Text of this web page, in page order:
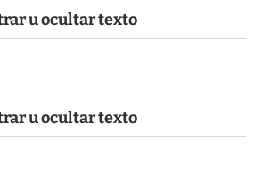
u ocultar texto
u ocultar texto